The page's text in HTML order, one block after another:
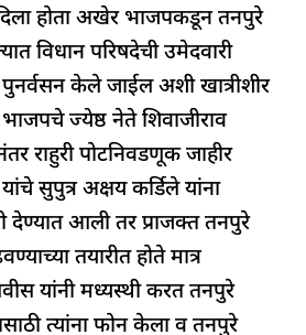
दिला होता अखेर भाजपकडून तनपुरे
विधान परिषदेची उमेदवारी
केले जाईल अशी खात्रीशीर
ज्येष्ठ नेते शिवाजीराव
राहुरी पोटनिवडणूक जाहीर
सुपुत्र अक्षय कर्डिले यांना
देण्यात आली तर प्राजक्त तनपुरे
तयारीत होते मात्र
यांनी मध्यस्थी करत तनपुरे
त्यांना फोन केला व तनपुरे